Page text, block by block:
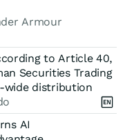
Armour
to Article 40,
Securities Trading
wide distribution
AI